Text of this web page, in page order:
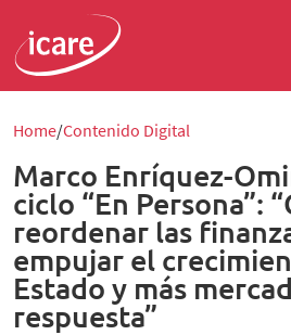
Home Contenido Digital
Marco Enríquez-
ciclo “En Persona”:
reordenar las
empujar el
Estado y más
respuesta”